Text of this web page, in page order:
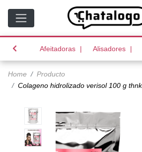
Afeitadoras (current)Alisadores
Home
Producto
Colageno hidrolizado verisol 100 g